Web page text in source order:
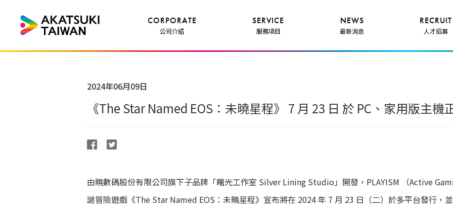
CORPORATE
公司介紹
SERVICE
服務項目
NEWS
最新消息
RECRUIT
人才招募
2024年06月09日
《The Star Named EOS：未曉星程》 7 月 23 日 於 PC、家用版主機
由曉數碼股份有限公司旗下子品牌「曙光工作室 Silver Lining Studio」開發，PLAYISM （Active
謎冒險遊戲《The Star Named EOS：未曉星程》宣布將在 2024 年 7 月 23 日（二）於多平台發行，